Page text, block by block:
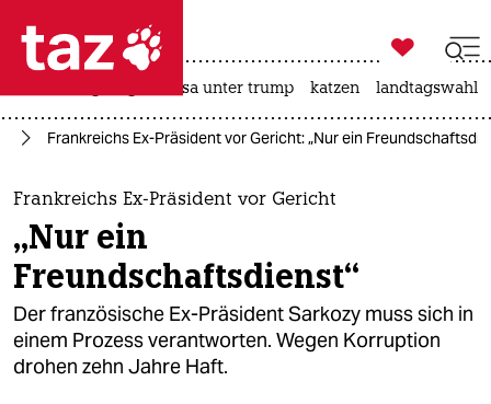
 taz zahl ich
taz zahl ich
themen
politik
öko
gesellschaft

taz zahl ich
usa unter trump katzen landtagswahl
Frankreichs Ex-Präsident vor Gericht: „Nur ein
Frankreichs Ex-Präsident vor Gericht
„Nur ein
Freundschaftsdienst“
Der französische Ex-Präsident Sarkozy muss sich in
einem Prozess verantworten. Wegen Korruption
drohen zehn Jahre Haft.